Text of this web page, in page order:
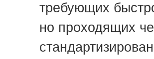
требующих
но проходящих